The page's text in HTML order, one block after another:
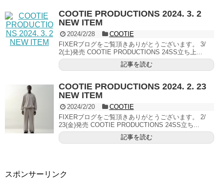
COOTIE PRODUCTIONS 2024. 3. 2
NEW ITEM
2024/2/28
COOTIE
FIXERブログをご覧頂きありがとうございます。 3/
2(土)発売 COOTIE PRODUCTIONS 24SS立ち上...
記事を読む
COOTIE PRODUCTIONS 2024. 2. 23
NEW ITEM
2024/2/20
COOTIE
FIXERブログをご覧頂きありがとうございます。 2/
23(金)発売 COOTIE PRODUCTIONS 24SS立ち...
記事を読む
スポンサーリンク